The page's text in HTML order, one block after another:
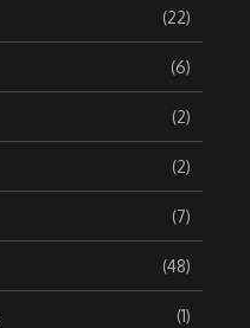
(22)
(6)
(2)
(2)
(7)
(48)
(1)